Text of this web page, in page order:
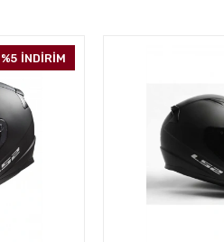
%5 İNDİRİM